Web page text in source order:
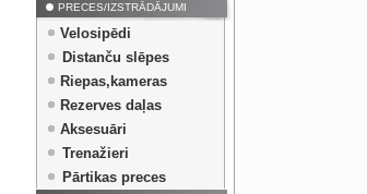
PRECES/IZSTRĀDĀJUMI
Velosipēdi
Distanču slēpes
Riepas,kameras
Rezerves daļas
Aksesuāri
Trenažieri
Pārtikas preces